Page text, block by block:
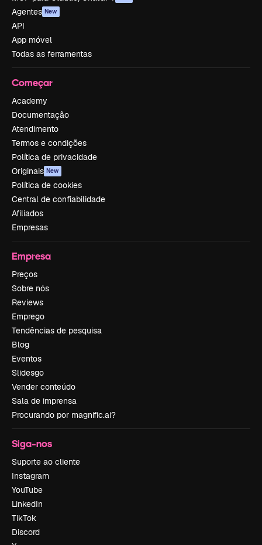
Agentes New
API
App móvel
Todas as ferramentas
Começar
Academy
Documentação
Atendimento
Termos e condições
Política de privacidade
Originais New
Política de cookies
Central de confiabilidade
Afiliados
Empresas
Empresa
Preços
Sobre nós
Reviews
Emprego
Tendências de pesquisa
Blog
Eventos
Slidesgo
Vender conteúdo
Sala de imprensa
Procurando por magnific.ai?
Siga-nos
Suporte ao cliente
Instagram
YouTube
LinkedIn
TikTok
Discord